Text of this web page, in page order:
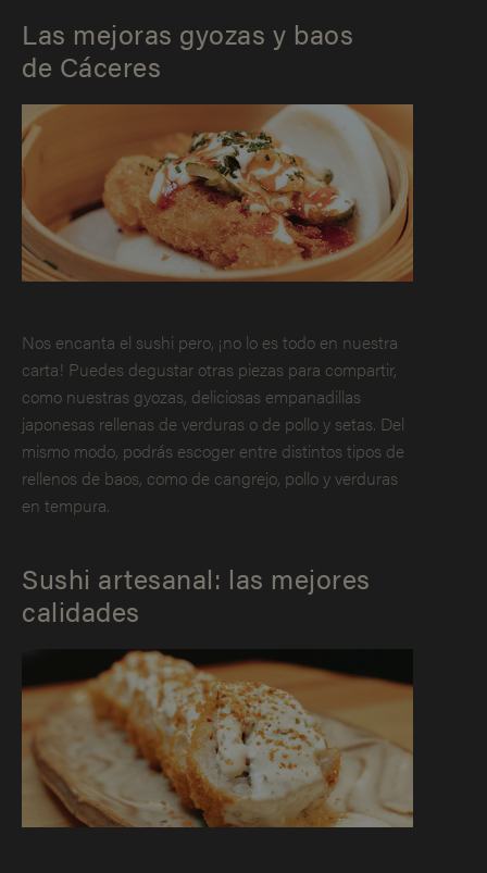
Las mejoras gyozas y baos
de Cáceres
Nos encanta el sushi pero, ¡no lo es todo en nuestra
carta! Puedes degustar otras piezas para compartir,
como nuestras gyozas, deliciosas empanadillas
japonesas rellenas de verduras o de pollo y setas. Del
mismo modo, podrás escoger entre distintos tipos de
rellenos de baos, como de cangrejo, pollo y verduras
en tempura.
Sushi artesanal: las mejores
calidades